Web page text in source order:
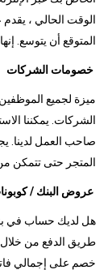
الوقت الحالي ،
المتوقع أن يتوسع.
خصومات الشركات
ميزة لجميع
الشركات. يمكننا
صاحب العمل لدينا.
المتجر حتى تتمكن
عروض البنك /
هل لديك حساب في
طريق الدفع من خلال
خصم على إجمالي